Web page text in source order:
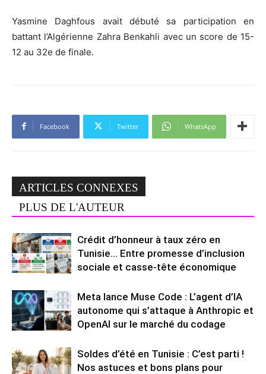
Yasmine Daghfous avait débuté sa participation en
battant l’Algérienne Zahra Benkahli avec un score de 15-
12 au 32e de finale.
Facebook Twitter WhatsApp
ARTICLES CONNEXES
PLUS DE L'AUTEUR
Crédit d’honneur à taux zéro en
Tunisie… Entre promesse d’inclusion
sociale et casse-tête économique
Meta lance Muse Code : L’agent d’IA
autonome qui s’attaque à Anthropic et
OpenAI sur le marché du codage
Soldes d’été en Tunisie : C’est parti !
Nos astuces et bons plans pour